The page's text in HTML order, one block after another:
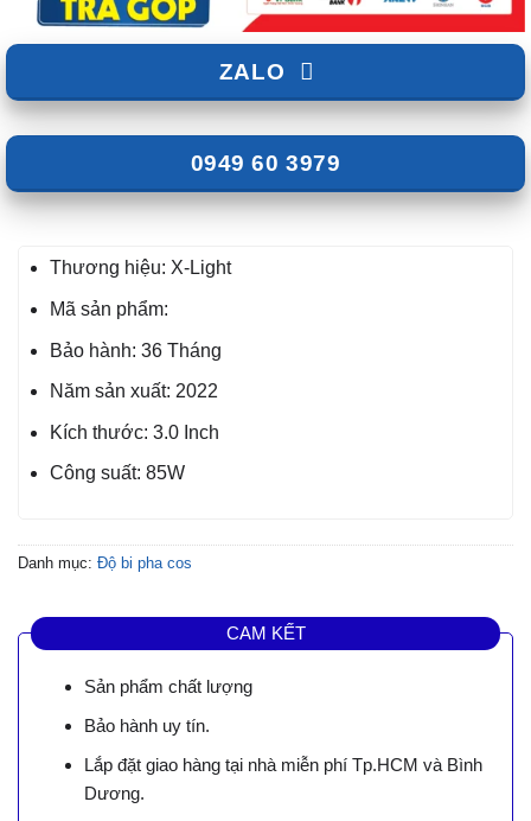
ZALO
0949 60 3979
Thương hiệu: X-Light
Mã sản phẩm:
Bảo hành: 36 Tháng
Năm sản xuất: 2022
Kích thước: 3.0 Inch
Công suất: 85W
Danh mục: Độ bi pha cos
CAM KẾT
Sản phẩm chất lượng
Bảo hành uy tín.
Lắp đặt giao hàng tại nhà miễn phí Tp.HCM và Bình
Dương.